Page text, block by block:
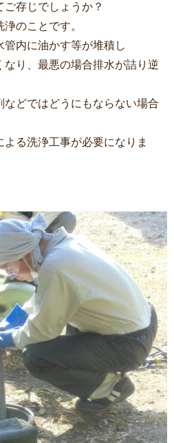
存じでしょうか？
のことです。
内に油かす等が堆積し
り、最悪の場合排水が詰り逆
などではどうにもならない場合
る洗浄工事が必要になりま